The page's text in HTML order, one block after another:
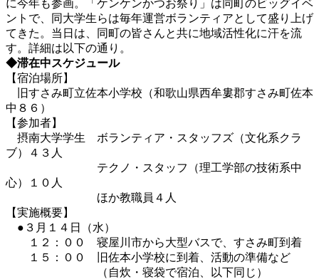
に今年も参画。「ケンケンかつお祭り」は同町のビッグイベ
ントで、同大学生らは毎年運営ボランティアとして盛り上げ
てきた。当日は、同町の皆さんと共に地域活性化に汗を流
す。詳細は以下の通り。
◆滞在中スケジュール
【宿泊場所】
旧すさみ町立佐本小学校（和歌山県西牟婁郡すさみ町佐本
中８６）
【参加者】
摂南大学学生 ボランティア・スタッフズ（文化系クラ
ブ）４３人
テクノ・スタッフ（理工学部の技術系中
心）１０人
ほか教職員４人
【実施概要】
●３月１４日（水）
１２：００ 寝屋川市から大型バスで、すさみ町到着
１５：００ 旧佐本小学校に到着、活動の準備など
（自炊・寝袋で宿泊、以下同じ）